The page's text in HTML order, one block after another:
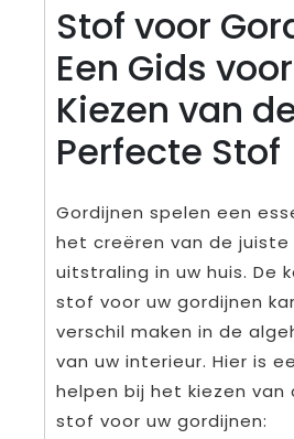
Stof voor
Een Gids
Kiezen van
Perfecte Stof
Gordijnen spelen een
het creëren van de juiste
uitstraling in uw huis. De
stof voor uw gordijnen
verschil maken in de
van uw interieur. Hier is
helpen bij het kiezen
stof voor uw gordijnen: